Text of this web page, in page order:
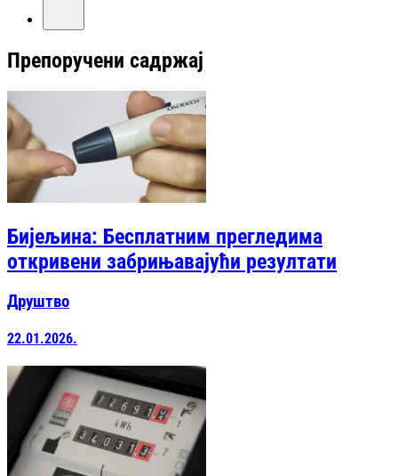
Препоручени садржај
Бијељина: Бесплатним прегледима
откривени забрињавајући резултати
Друштво
22.01.2026.